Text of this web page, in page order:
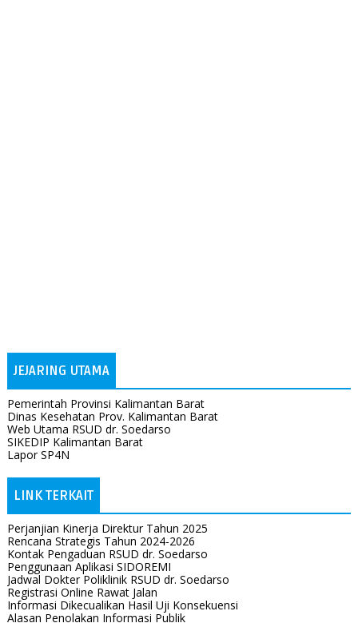
JEJARING UTAMA
Pemerintah Provinsi Kalimantan Barat
Dinas Kesehatan Prov. Kalimantan Barat
Web Utama RSUD dr. Soedarso
SIKEDIP Kalimantan Barat
Lapor SP4N
LINK TERKAIT
Perjanjian Kinerja Direktur Tahun 2025
Rencana Strategis Tahun 2024-2026
Kontak Pengaduan RSUD dr. Soedarso
Penggunaan Aplikasi SIDOREMI
Jadwal Dokter Poliklinik RSUD dr. Soedarso
Registrasi Online Rawat Jalan
Informasi Dikecualikan Hasil Uji Konsekuensi
Alasan Penolakan Informasi Publik